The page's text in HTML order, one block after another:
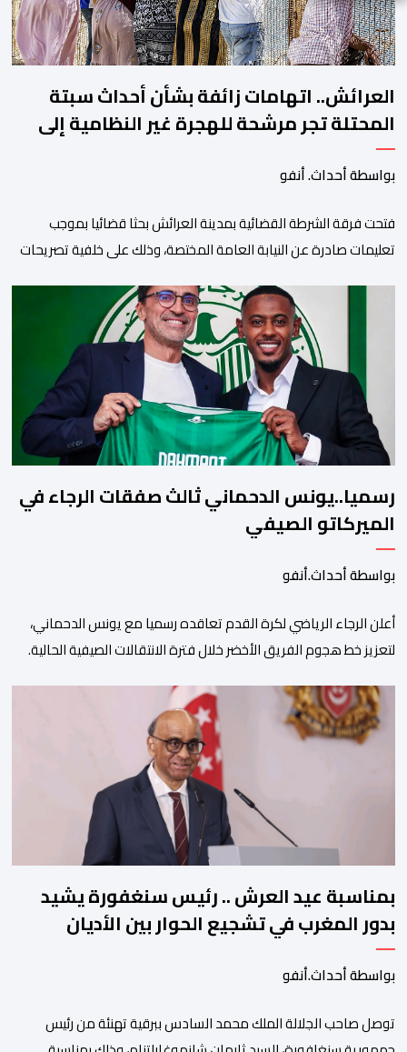
العرائش.. اتهامات زائفة بشأن أحداث سبتة
المحتلة تجر مرشحة للهجرة غير النظامية إلى
القضاء
بواسطة أحداث. أنفو
فتحت فرقة الشرطة القضائية بمدينة العرائش بحثا قضائيا بموجب
تعليمات صادرة عن النيابة العامة المختصة، وذلك على خلفية تصريحات
وأعادت تداولها حسابات على شبكات التواصل الاجتماعي. وكانت
السيدة المذكورة قد صرحت بمعطيات مضللة، واتهامات كيدية، تدعي
فيها بأن جهات رسمية هي من فتحت الحدود في […]
رسميا..يونس الدحماني ثالث صفقات الرجاء في
الميركاتو الصيفي
بواسطة أحداث.أنفو
أعلن الرجاء الرياضي لكرة القدم تعاقده رسميا مع يونس الدحماني،
لتعزيز خط هجوم الفريق الأخضر خلال فترة الانتقالات الصيفية الحالية. ​
حيث يعول عليه الطاقم التقني للرجاء لتقديم الإضافة المرجوة في
المسابقات المحلية والقارية المقبلة. ​وجاء هذا التعاقد بعد أداء لافت
قدمه اللاعب برفقة اتحاد […]
بمناسبة عيد العرش .. رئيس سنغفورة يشيد
بدور المغرب في تشجيع الحوار بين الأديان
بواسطة أحداث.أنفو
توصل صاحب الجلالة الملك محمد السادس ببرقية تهنئة من رئيس